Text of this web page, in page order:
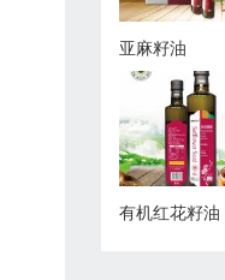
亚麻籽油
有机红花籽油